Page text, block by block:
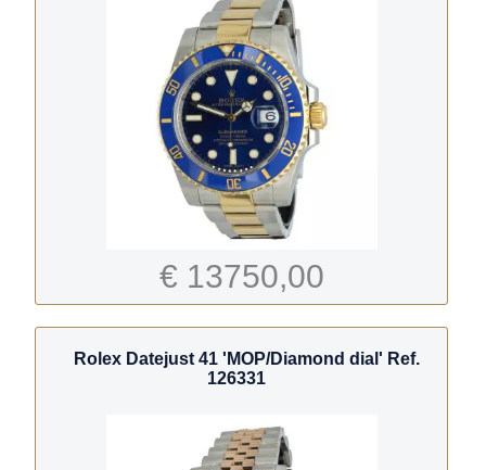
€ 13750,00
Rolex Datejust 41 'MOP/Diamond dial' Ref.
126331